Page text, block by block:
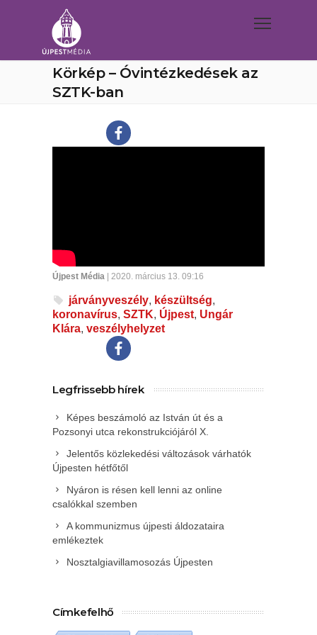
Körkép – Óvintézkedések az
SZTK-ban
Újpest Média | 2020. március 13. 09:16
járványveszély, készültség,
koronavírus, SZTK, Újpest, Ungár
Klára, veszélyhelyzet
Legfrissebb hírek
Képes beszámoló az István út és a
Pozsonyi utca rekonstrukciójáról X.
Jelentős közlekedési változások várhatók
Újpesten hétfőtől
Nyáron is résen kell lenni az online
csalókkal szemben
A kommunizmus újpesti áldozataira
emlékeztek
Nosztalgiavillamosozás Újpesten
Címkefelhő